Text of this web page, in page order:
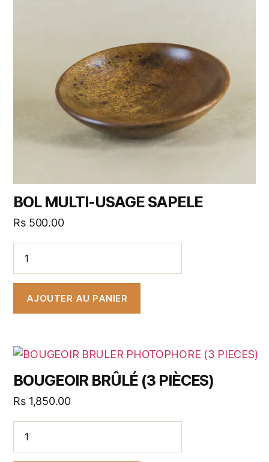
BOL MULTI-USAGE SAPELE
Rs 500.00
AJOUTER AU PANIER
BOUGEOIR BRÛLÉ (3 PIÈCES)
Rs 1,850.00